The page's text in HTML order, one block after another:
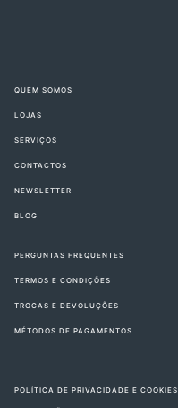
QUEM SOMOS
LOJAS
SERVIÇOS
CONTACTOS
NEWSLETTER
BLOG
PERGUNTAS FREQUENTES
TERMOS E CONDIÇÕES
TROCAS E DEVOLUÇÕES
MÉTODOS DE PAGAMENTOS
POLÍTICA DE PRIVACIDADE E COOKIES